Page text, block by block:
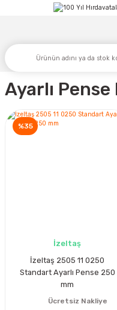
Ayarlı
%35
İzeltaş
İzeltaş 2505 11 0250
Standart Ayarlı Pense 250
mm
Ücretsiz Nakliye